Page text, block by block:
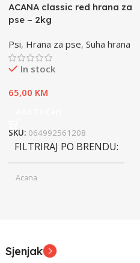
ACANA classic red hrana za
pse – 2kg
Psi, Hrana za pse, Suha hrana
In stock
65,00 KM
SKU: 064992561208
FILTRIRAJ PO BRENDU
Acana
Sjenjak